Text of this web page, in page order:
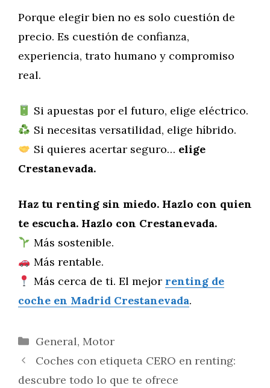
Porque elegir bien no es solo cuestión de
precio. Es cuestión de confianza,
experiencia, trato humano y compromiso
real.
Si apuestas por el futuro, elige eléctrico.
Si necesitas versatilidad, elige híbrido.
Si quieres acertar seguro… elige
Crestanevada.
Haz tu renting sin miedo. Hazlo con quien
te escucha. Hazlo con Crestanevada.
Más sostenible.
Más rentable.
Más cerca de ti. El mejor renting de
coche en Madrid Crestanevada.
Categorías
General, Motor
Coches con etiqueta CERO en renting:
descubre todo lo que te ofrece